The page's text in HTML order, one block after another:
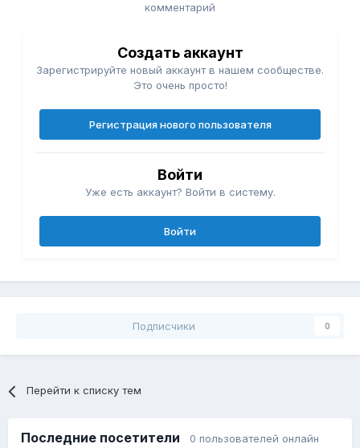
комментарий
Создать аккаунт
Зарегистрируйте новый аккаунт в нашем сообществе.
Это очень просто!
Регистрация нового пользователя
Войти
Уже есть аккаунт? Войти в систему.
Войти
Подписчики 0
Перейти к списку тем
Последние посетители 0 пользователей онлайн